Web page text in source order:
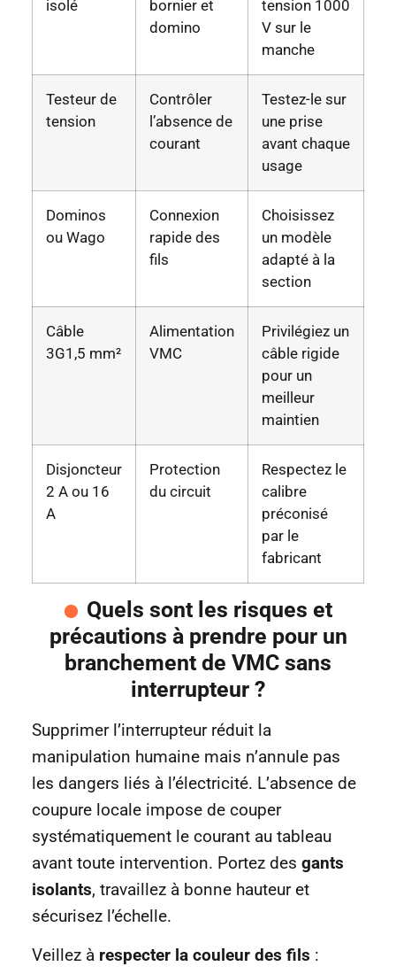
isolé
bornier et
domino
tension 1000
V sur le
manche
Testeur de
tension
Contrôler
l’absence de
courant
Testez-le sur
une prise
avant chaque
usage
Dominos
ou Wago
Connexion
rapide des
fils
Choisissez
un modèle
adapté à la
section
Câble
3G1,5 mm²
Alimentation
VMC
Privilégiez un
câble rigide
pour un
meilleur
maintien
Disjoncteur
2 A ou 16
A
Protection
du circuit
Respectez le
calibre
préconisé
par le
fabricant
Quels sont les risques et
précautions à prendre pour un
branchement de VMC sans
interrupteur ?
Supprimer l’interrupteur réduit la
manipulation humaine mais n’annule pas
les dangers liés à l’électricité. L’absence de
coupure locale impose de couper
systématiquement le courant au tableau
avant toute intervention. Portez des gants
isolants, travaillez à bonne hauteur et
sécurisez l’échelle.
Veillez à respecter la couleur des fils :